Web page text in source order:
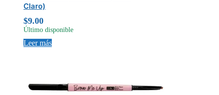
Claro)
$9.00
Último disponible
Leer más